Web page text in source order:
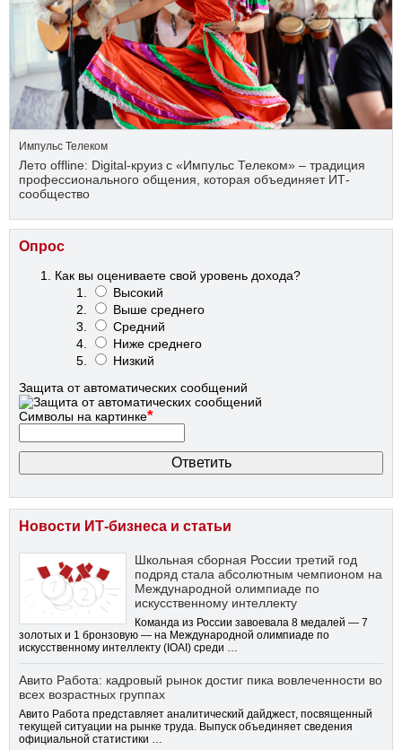
Импульс Телеком
Лето offline: Digital-круиз с «Импульс Телеком» – традиция
профессионального общения, которая объединяет ИТ-
сообщество
Опрос
Как вы оцениваете свой уровень дохода?
Высокий
Выше среднего
Средний
Ниже среднего
Низкий
Защита от автоматических сообщений
Символы на картинке*
Новости ИТ-бизнеса и статьи
Школьная сборная России третий год
подряд стала абсолютным чемпионом на
Международной олимпиаде по
искусственному интеллекту
Команда из России завоевала 8 медалей — 7
золотых и 1 бронзовую — на Международной олимпиаде по
искусственному интеллекту (IOAI) среди …
Авито Работа: кадровый рынок достиг пика вовлеченности во
всех возрастных группах
Авито Работа представляет аналитический дайджест, посвященный
текущей ситуации на рынке труда. Выпуск объединяет сведения
официальной статистики …